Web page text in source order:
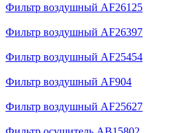
Фильтр воздушный AF26125
Фильтр воздушный AF26397
Фильтр воздушный AF25454
Фильтр воздушный AF904
Фильтр воздушный AF25627